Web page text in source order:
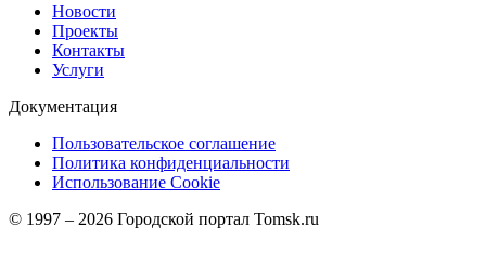
Новости
Проекты
Контакты
Услуги
Документация
Пользовательское соглашение
Политика конфиденциальности
Использование Cookie
© 1997 – 2026 Городской портал Tomsk.ru